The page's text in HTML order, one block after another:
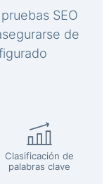
SEO
de
Clasificación de
palabras clave